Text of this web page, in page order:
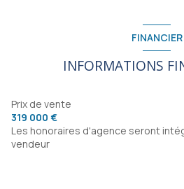
Chaufferie
degagement
chambre
FINANCIER
INFORMATIONS
Prix de vente
319 000 €
Les honoraires d'agence seront
vendeur